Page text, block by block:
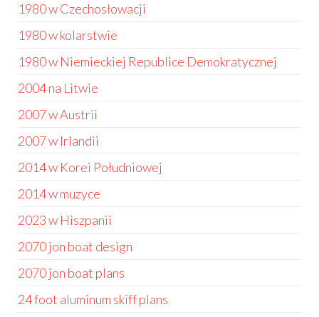
1980 w Czechosłowacji
1980 w kolarstwie
1980 w Niemieckiej Republice Demokratycznej
2004 na Litwie
2007 w Austrii
2007 w Irlandii
2014 w Korei Południowej
2014 w muzyce
2023 w Hiszpanii
2070 jon boat design
2070 jon boat plans
24 foot aluminum skiff plans